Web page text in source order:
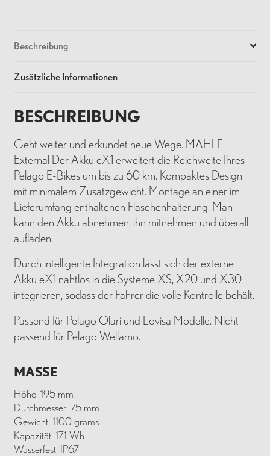
Beschreibung
Zusätzliche Informationen
BESCHREIBUNG
Geht weiter und erkundet neue Wege. MAHLE
External Der Akku eX1 erweitert die Reichweite Ihres
Pelago E-Bikes um bis zu 60 km. Kompaktes Design
mit minimalem Zusatzgewicht. Montage an einer im
Lieferumfang enthaltenen Flaschenhalterung. Man
kann den Akku abnehmen, ihn mitnehmen und überall
aufladen.
Durch intelligente Integration lässt sich der externe
Akku eX1 nahtlos in die Systeme XS, X20 und X30
integrieren, sodass der Fahrer die volle Kontrolle behält.
Passend für Pelago Olari und Lovisa Modelle. Nicht
passend für Pelago Wellamo.
MASSE
Höhe: 195 mm
Durchmesser: 75 mm
Gewicht: 1100 grams
Kapazität: 171 Wh
Wasserfest: IP67